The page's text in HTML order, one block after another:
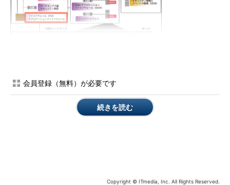
から、全領域の記事を一覧できます
会員登録（無料）が必要です
続きを読む
Copyright © ITmedia, Inc. All Rights Reserved.